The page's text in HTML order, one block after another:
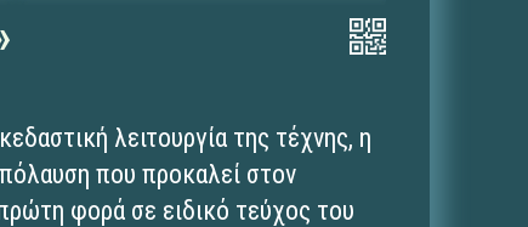
λειτουργία της τέχνης, η
που προκαλεί στον
φορά σε ειδικό τεύχος του